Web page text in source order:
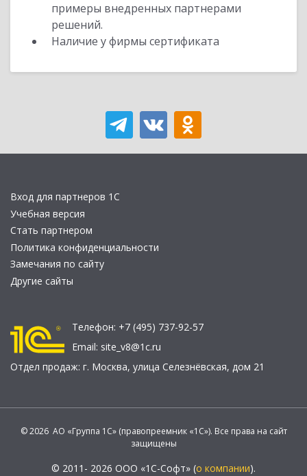
примеры внедренных партнерами
решений.
Наличие у фирмы сертификата
Вход для партнеров 1С
Учебная версия
Стать партнером
Политика конфиденциальности
Замечания по сайту
Другие сайты
Телефон: +7 (495) 737-92-57
Email: site_v8@1c.ru
Отдел продаж: г. Москва, улица Селезнёвская, дом 21
© 2026 АО «Группа 1С» (правопреемник «1С»). Все права на сайт
защищены
© 2011- 2026 ООО «1С-Софт» (о компании).